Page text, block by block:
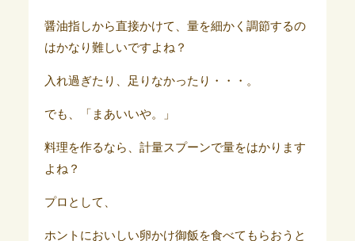
醤油指しから直接かけて、量を細かく調節するの
はかなり難しいですよね？
入れ過ぎたり、足りなかったり・・・。
でも、「まあいいや。」
料理を作るなら、計量スプーンで量をはかります
よね？
プロとして、
ホントにおいしい卵かけ御飯を食べてもらおうと